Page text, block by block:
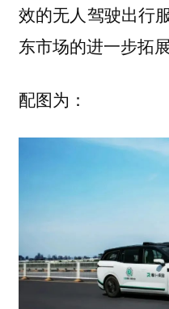
效的无人驾驶出行
东市场的进一步拓展
配图为：